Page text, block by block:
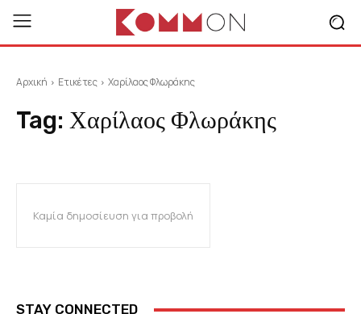
Αρχική Ετικέτες Χαρίλαος Φλωράκης
Tag: Χαρίλαος Φλωράκης
Καμία δημοσίευση για προβολή
STAY CONNECTED